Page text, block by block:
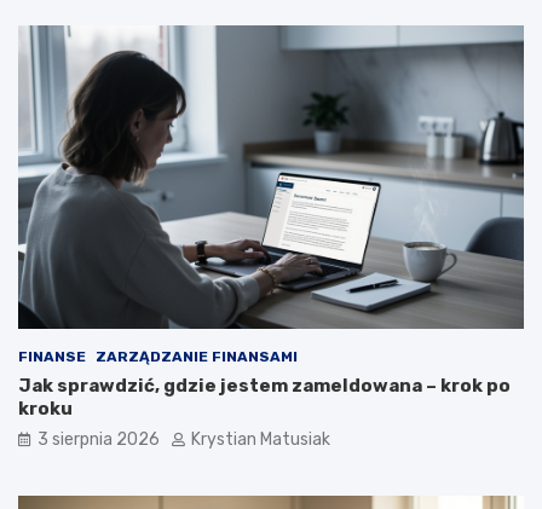
FINANSE ZARZĄDZANIE FINANSAMI
Jak sprawdzić, gdzie jestem zameldowana – krok po
kroku
3 sierpnia 2026 Krystian Matusiak